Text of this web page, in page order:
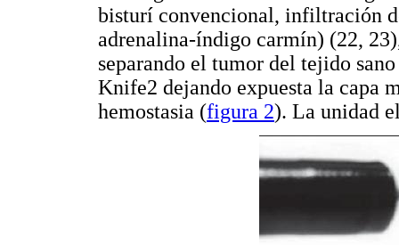
bisturí convencional, infiltración
adrenalina-índigo carmín) (22,
separando el tumor del tejido
Knife2 dejando expuesta la capa
hemostasia (figura 2). La unidad